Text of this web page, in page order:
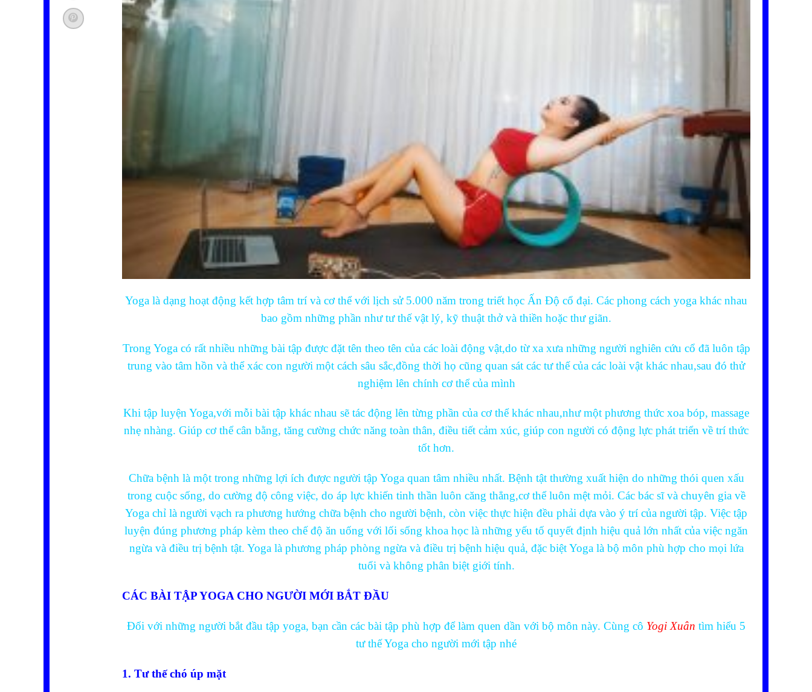
Yoga là dạng hoạt động kết hợp tâm trí và cơ thể với lịch sử 5.000 năm trong triết học Ấn Độ cổ đại. Các phong cách yoga khác nhau
bao gồm những phần như tư thế vật lý, kỹ thuật thở và thiền hoặc thư giãn.
Trong Yoga có rất nhiều những bài tập được đặt tên theo tên của các loài động vật,do từ xa xưa những người nghiên cứu cổ đã luôn tập
trung vào tâm hồn và thể xác con người một cách sâu sắc,đồng thời họ cũng quan sát các tư thế của các loài vật khác nhau,sau đó thử
nghiệm lên chính cơ thể của mình
Khi tập luyện Yoga,với mỗi bài tập khác nhau sẽ tác động lên từng phần của cơ thể khác nhau,như một phương thức xoa bóp, massage
nhẹ nhàng. Giúp cơ thể cân bằng, tăng cường chức năng toàn thân, điều tiết cảm xúc, giúp con người có động lực phát triển về trí thức
tốt hơn.
Chữa bệnh là một trong những lợi ích được người tập Yoga quan tâm nhiều nhất. Bệnh tật thường xuất hiện do những thói quen xấu
trong cuộc sống, do cường độ công việc, do áp lực khiến tinh thần luôn căng thẳng,cơ thể luôn mệt mỏi. Các bác sĩ và chuyên gia về
Yoga chỉ là người vạch ra phương hướng chữa bệnh cho người bệnh, còn việc thực hiện đều phải dựa vào ý trí của người tập. Việc tập
luyện đúng phương pháp kèm theo chế độ ăn uống với lối sống khoa học là những yếu tố quyết định hiệu quả lớn nhất của việc ngăn
ngừa và điều trị bệnh tật. Yoga là phương pháp phòng ngừa và điều trị bệnh hiệu quả, đặc biệt Yoga là bộ môn phù hợp cho mọi lứa
tuổi và không phân biệt giới tính.
CÁC BÀI TẬP YOGA CHO NGƯỜI MỚI BẮT ĐẦU
Đối với những người bắt đầu tập yoga, bạn cần các bài tập phù hợp để làm quen dần với bộ môn này. Cùng cô Yogi Xuân tìm hiểu 5
tư thế Yoga cho người mới tập nhé
1. Tư thế chó úp mặt